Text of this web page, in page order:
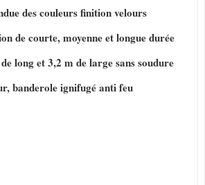
des couleurs finition velours
de courte, moyenne et longue durée
long et 3,2 m de large sans soudure
banderole ignifugé anti feu